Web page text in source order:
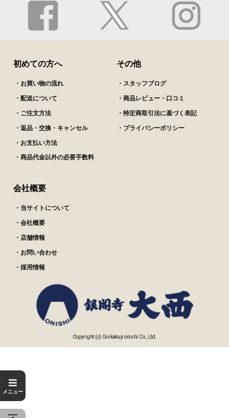
メニュー
初めての方へ
・お買い物の流れ
・配送について
・ご注文方法
・返品・交換・キャンセル
・お支払い方法
・商品代金以外の必要手数料
その他
・スタッフブログ
・商品レビュー・口コミ
・特定商取引法に基づく表記
・プライバシーポリシー
会社概要
・当サイトについて
・会社概要
・店舗情報
・お問い合わせ
・採用情報
Copyright (c) Ginkakuji onishi Co., Ltd.